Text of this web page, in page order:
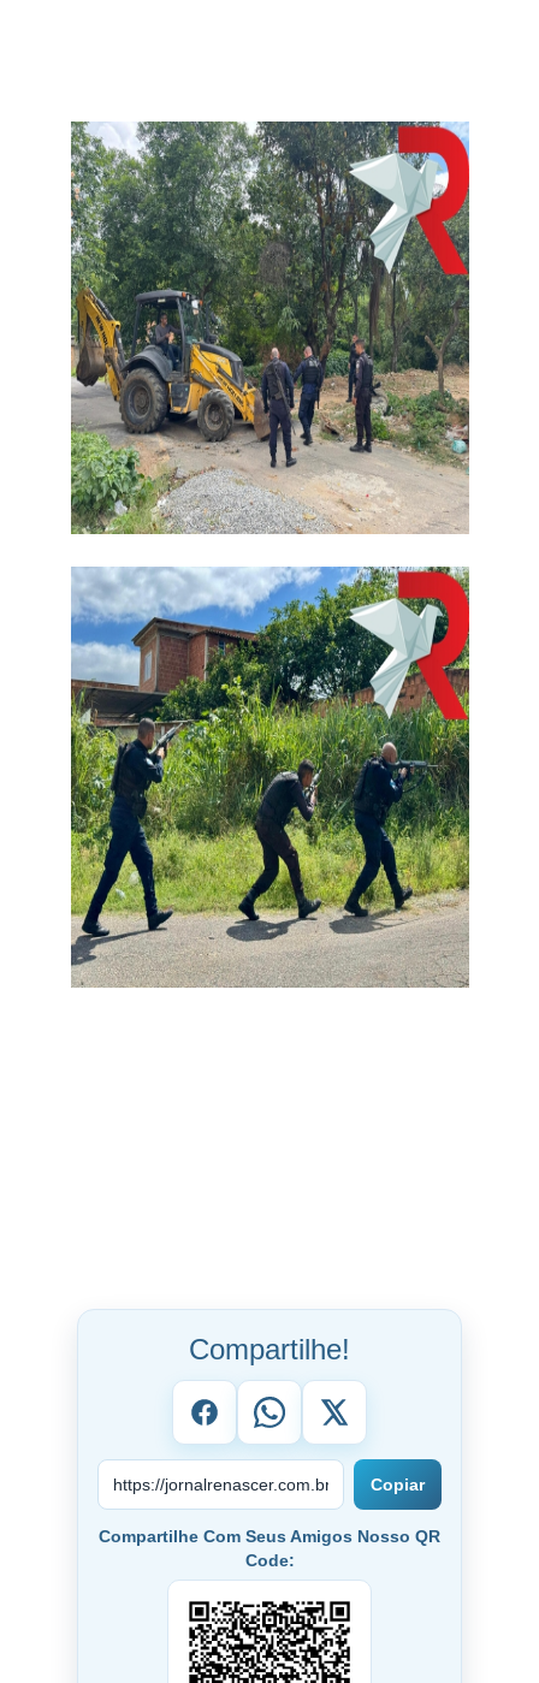
Compartilhe!
Copiar
Compartilhe Com Seus Amigos Nosso QR
Code: